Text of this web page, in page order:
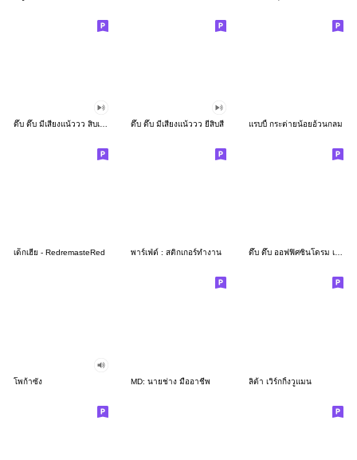
ดึ๊บ ดึ๊บ มีเสียงแน้ววว ยี่สิบสี่ แรบบี้ กระต่ายน้อยอ้วนกลม
เด็กเฮีย - RedremasteRed พาร์เฟ่ต์ : สติกเกอร์ทำงาน ดึ๊บ ดึ๊บ ออฟฟิศซินโดรม เจ็ด
โพก้าซัง MD: นายช่าง มืออาชีพ ลิต้า เวิร์กกิ้งวูแมน